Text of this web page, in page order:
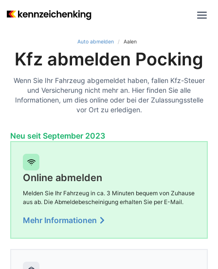
Auto abmelden Aalen
Kfz abmelden Pocking
Wenn Sie Ihr Fahrzeug abgemeldet haben, fallen Kfz-Steuer
und Versicherung nicht mehr an. Hier finden Sie alle
Informationen, um dies online oder bei der Zulassungsstelle
vor Ort zu erledigen.
Neu seit September 2023
Online abmelden
Melden Sie Ihr Fahrzeug in ca. 3 Minuten bequem von Zuhause
aus ab. Die Abmeldebescheinigung erhalten Sie per E-Mail.
Mehr Informationen